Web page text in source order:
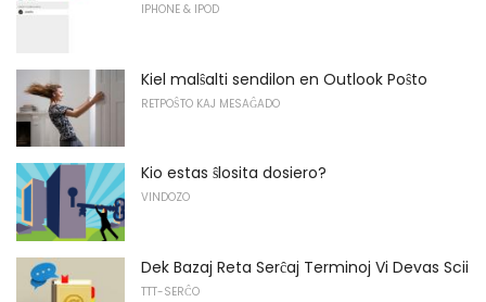
IPHONE & IPOD
Kiel malŝalti sendilon en Outlook Poŝto
RETPOŜTO KAJ MESAĜADO
Kio estas ŝlosita dosiero?
VINDOZO
Dek Bazaj Reta Serĉaj Terminoj Vi Devas Scii
TTT-SERĈO